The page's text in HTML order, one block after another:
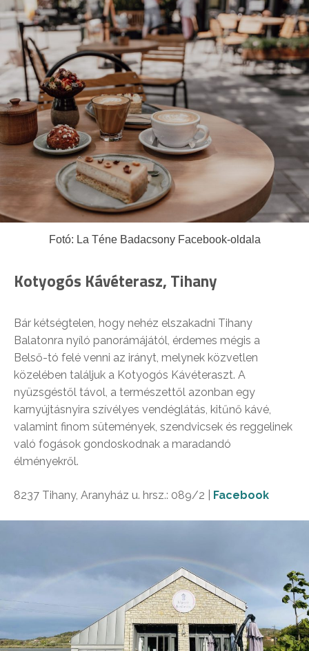
Fotó: La Téne Badacsony Facebook-oldala
Kotyogós Kávéterasz, Tihany
Bár kétségtelen, hogy nehéz elszakadni Tihany
Balatonra nyíló panorámájától, érdemes mégis a
Belső-tó felé venni az irányt, melynek közvetlen
közelében találjuk a Kotyogós Kávéteraszt. A
nyüzsgéstől távol, a természettől azonban egy
karnyújtásnyira szívélyes vendéglátás, kitűnő kávé,
valamint finom sütemények, szendvicsek és reggelinek
való fogások gondoskodnak a maradandó
élményekről.
8237 Tihany, Aranyház u. hrsz.: 089/2 | Facebook